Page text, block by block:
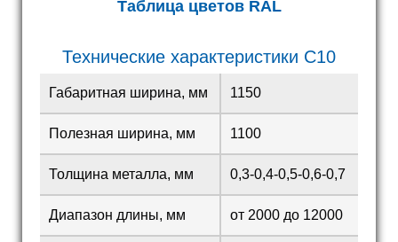
Таблица цветов RAL
Технические характеристики С10
Габаритная ширина, мм 1150
Полезная ширина, мм 1100
Толщина металла, мм 0,3-0,4-0,5-0,6-0,7
Диапазон длины, мм от 2000 до 12000